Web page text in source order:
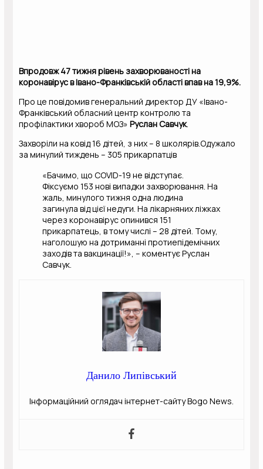
Впродовж 47 тижня рівень захворюваності на
коронавірус в Івано-Франківській області впав на 19,9%.
Про це повідомив генеральний директор ДУ «Івано-
Франківський обласний центр контролю та
профілактики хвороб МОЗ»Руслан Савчук.
Захворіли на ковід 16 дітей, з них – 8 школярів.Одужало
за минулий тиждень – 305 прикарпатців
«Бачимо, що COVID-19 не відступає.
Фіксуємо 153 нові випадки захворювання. На
жаль, минулого тижня одна людина
загинула від цієї недуги. На лікарняних ліжках
через коронавірус опинився 151
прикарпатець, в тому числі – 28 дітей. Тому,
наголошую на дотриманні протиепідемічних
заходів та вакцинації!», – коментує Руслан
Савчук.
Данило Липівський
Інформаційний оглядач інтернет-сайту Bogo News.